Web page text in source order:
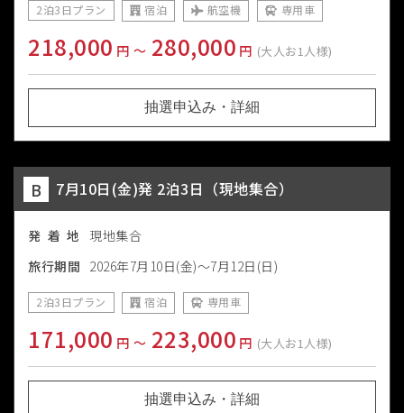
2泊3日プラン 宿泊 航空機 専用車
218,000 円 〜 280,000 円 (大人お1人様)
抽選申込み・詳細
B 7月10日(金)発 2泊3日（現地集合）
発 着 地 現地集合
旅行期間 2026年7月10日(金)～7月12日(日)
2泊3日プラン 宿泊 専用車
171,000 円 〜 223,000 円 (大人お1人様)
抽選申込み・詳細